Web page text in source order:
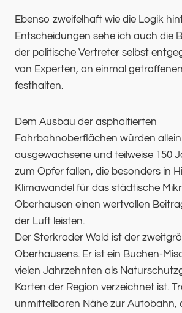
Ebenso zweifelhaft wie die Logik
Entscheidungen sehe ich auch die
der politische Vertreter selbst
von Experten, an einmal
festhalten.
Dem Ausbau der asphaltierten
Fahrbahnoberflächen würden allein
ausgewachsene und teilweise 150
zum Opfer fallen, die besonders in
Klimawandel für das städtische
Oberhausen einen wertvollen
der Luft leisten.
Der Sterkrader Wald ist der
Oberhausens. Er ist ein Buchen-
vielen Jahrzehnten als
Karten der Region verzeichnet ist.
unmittelbaren Nähe zur Autobahn,